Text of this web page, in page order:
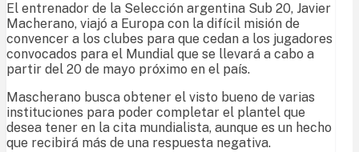
El entrenador de la Selección argentina Sub 20, Javier
Macherano, viajó a Europa con la difícil misión de
convencer a los clubes para que cedan a los jugadores
convocados para el Mundial que se llevará a cabo a
partir del 20 de mayo próximo en el país.
Mascherano busca obtener el visto bueno de varias
instituciones para poder completar el plantel que
desea tener en la cita mundialista, aunque es un hecho
que recibirá más de una respuesta negativa.